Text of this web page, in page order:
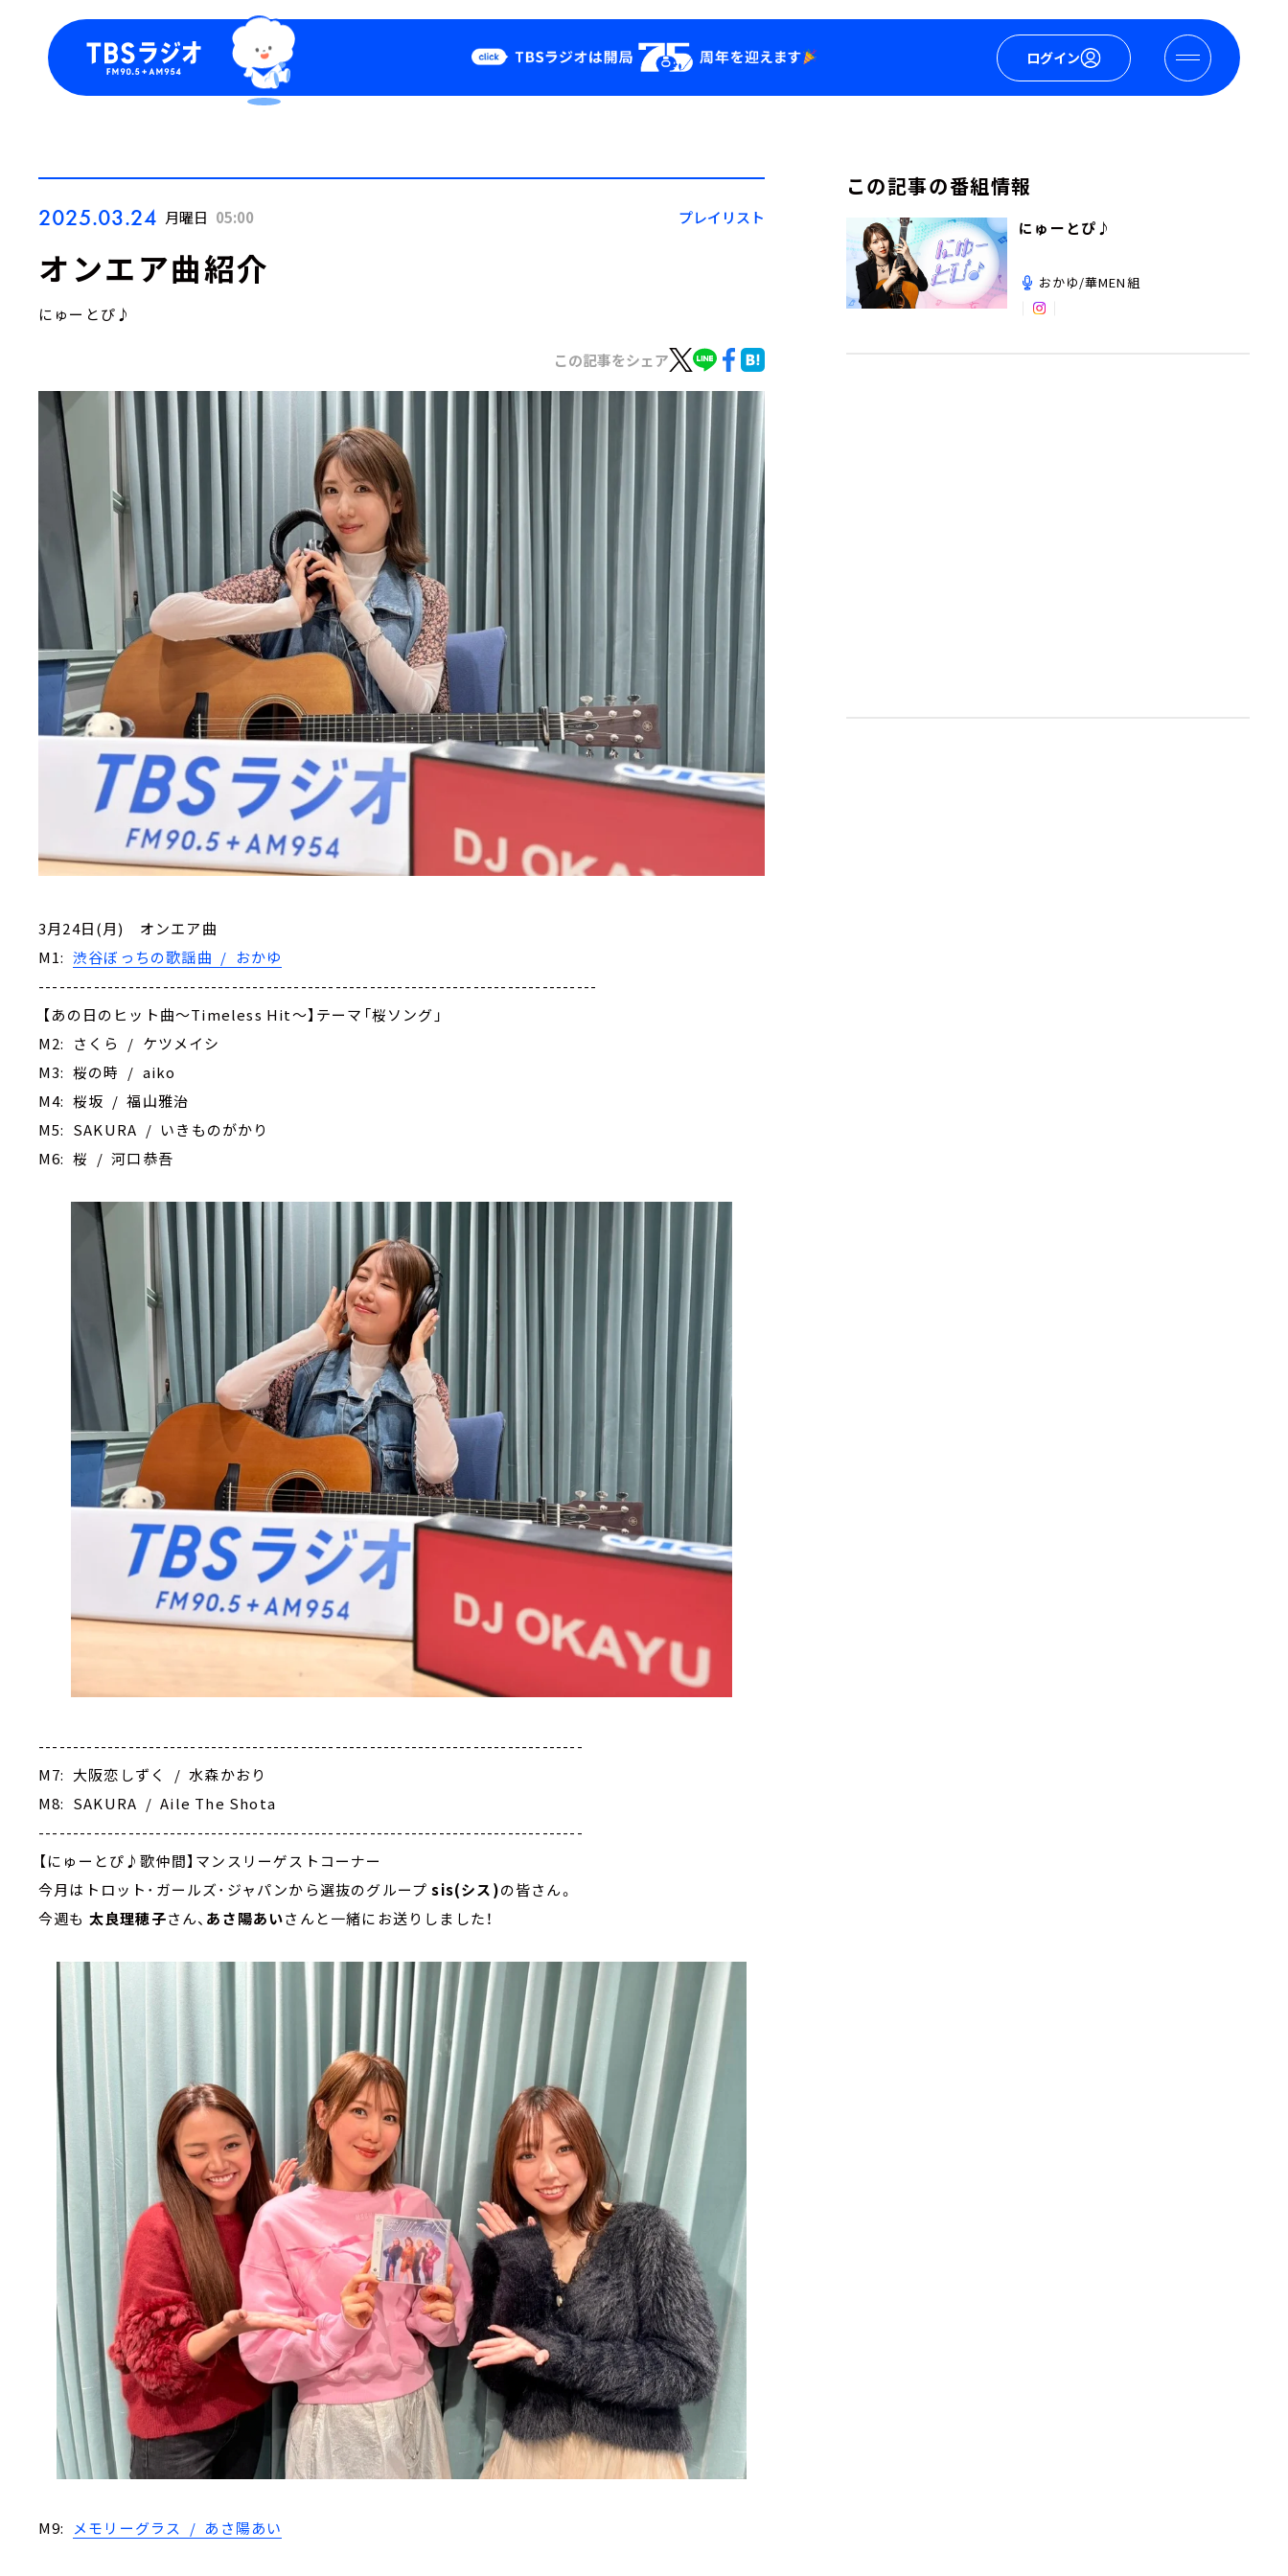
ログイン
Podcast
YouTube
会社情報
2025.03.24 月曜日 05:00 プレイリスト
オンエア曲紹介
にゅーとぴ♪
この記事をシェア
3月24日(月) オンエア曲
M1: 渋谷ぼっちの歌謡曲 / おかゆ
---------------------------------------------------------------------------------
【あの日のヒット曲～Timeless Hit～】テーマ「桜ソング」
M2: さくら / ケツメイシ
M3: 桜の時 / aiko
M4: 桜坂 / 福山雅治
M5: SAKURA / いきものがかり
M6: 桜 / 河口恭吾
-------------------------------------------------------------------------------
M7: 大阪恋しずく / 水森かおり
M8: SAKURA / Aile The Shota
-------------------------------------------------------------------------------
【にゅーとぴ♪歌仲間】マンスリーゲストコーナー
今月はトロット･ガールズ･ジャパンから選抜のグループsis(シス)の皆さん。
今週も 太良理穂子さん、 あさ陽あいさんと一緒にお送りしました！
M9: メモリーグラス / あさ陽あい
この記事の番組情報
にゅーとぴ♪
おかゆ/華MEN組